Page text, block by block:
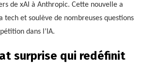
de xAI à Anthropic. Cette nouvelle a
tech et soulève de nombreuses questions
dans l’IA.
surprise qui redéfinit